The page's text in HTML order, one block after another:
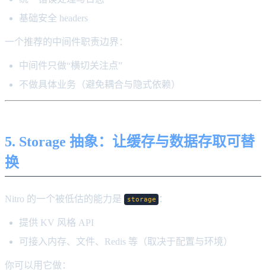
基础安全 headers
一个推荐的中间件职责边界：
中间件只做“横切关注点”
不做具体业务（避免耦合与隐式依赖）
5. Storage 抽象：让缓存与数据存取可替
换
Nitro 的一个被低估的能力是 storage ：
提供 KV 风格 API
可接入内存、文件、Redis 等（取决于配置与环境）
你可以用它做：